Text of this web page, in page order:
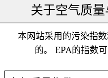
关于空气质
本网站采用的污染指
的。 EPA的指数